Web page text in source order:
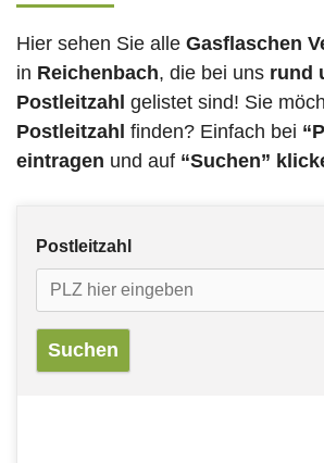
Hier sehen Sie alle Gasflaschen
in Reichenbach, die bei uns rund
Postleitzahl gelistet sind! Sie
Postleitzahl finden? Einfach bei
eintragen und auf “Suchen”
Postleitzahl